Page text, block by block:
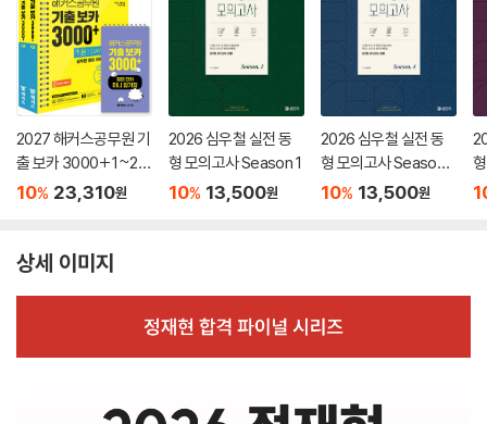
2027 해커스공무원 기
출 보카 3000+ 1~2권
+영어단어 미니암기장
10% 23,310원
2026 심우철 실전 동
형 모의고사 Season 1
10% 13,500원
2026 심우철 실전 동
형 모의고사 Season
4
10% 13,500원
상세 이미지